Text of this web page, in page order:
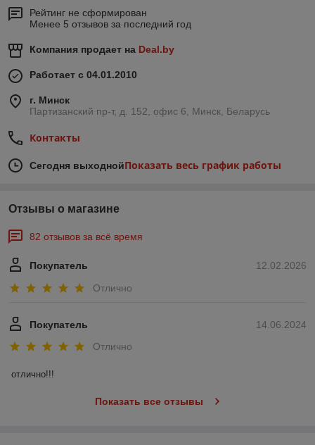
Рейтинг не сформирован
Менее 5 отзывов за последний год
Компания продает на Deal.by
Работает с 04.01.2010
г. Минск
Партизанский пр-т, д. 152, офис 6, Минск, Беларусь
Контакты
Сегодня выходнойПоказать весь график работы
Отзывы о магазине
82 отзывов за всё время
12.02.2026
Покупатель
Отлично
14.06.2024
Покупатель
Отлично
отлично!!!
Показать все отзывы